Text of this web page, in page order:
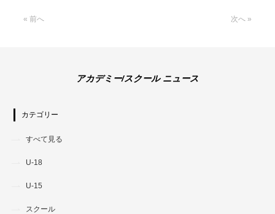
« 前へ 次へ »
アカデミー/スクール ニュース
カテゴリー
すべて見る
U-18
U-15
スクール